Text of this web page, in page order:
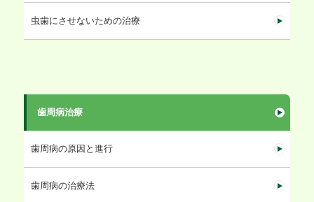
虫歯にさせないための治療
歯周病治療
歯周病の原因と進行
歯周病の治療法